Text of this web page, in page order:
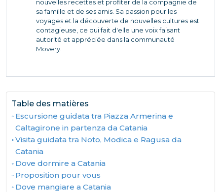
nouvelles recettes et profiter de la compagnie de
sa famille et de ses amis. Sa passion pour les
voyages et la découverte de nouvelles cultures est
contagieuse, ce qui fait d'elle une voix faisant
autorité et appréciée dans la communauté
Movery.
Table des matières
Escursione guidata tra Piazza Armerina e
Caltagirone in partenza da Catania
Visita guidata tra Noto, Modica e Ragusa da
Catania
Dove dormire a Catania
Proposition pour vous
Dove mangiare a Catania